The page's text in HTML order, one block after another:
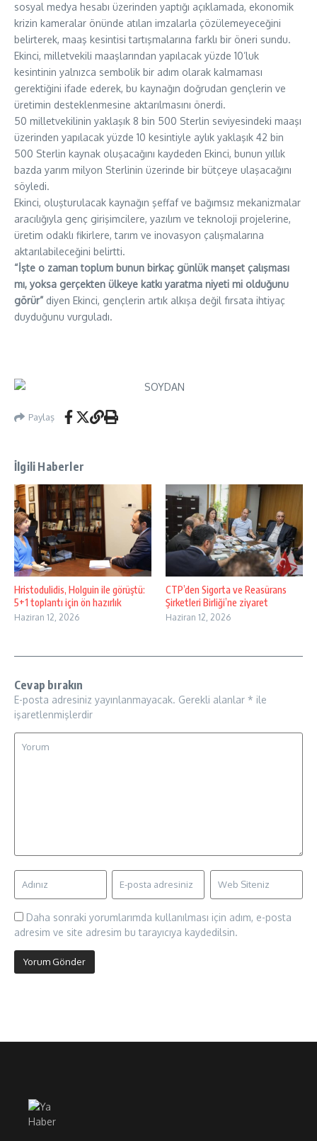
sosyal medya hesabı üzerinden yaptığı açıklamada, ekonomik
krizin kameralar önünde atılan imzalarla çözülemeyeceğini
belirterek, maaş kesintisi tartışmalarına farklı bir öneri sundu.
Ekinci, milletvekili maaşlarından yapılacak yüzde 10’luk
kesintinin yalnızca sembolik bir adım olarak kalmaması
gerektiğini ifade ederek, bu kaynağın doğrudan gençlerin ve
üretimin desteklenmesine aktarılmasını önerdi.
50 milletvekilinin yaklaşık 8 bin 500 Sterlin seviyesindeki maaşı
üzerinden yapılacak yüzde 10 kesintiyle aylık yaklaşık 42 bin
500 Sterlin kaynak oluşacağını kaydeden Ekinci, bunun yıllık
bazda yarım milyon Sterlinin üzerinde bir bütçeye ulaşacağını
söyledi.
Ekinci, oluşturulacak kaynağın şeffaf ve bağımsız mekanizmalar
aracılığıyla genç girişimcilere, yazılım ve teknoloji projelerine,
üretim odaklı fikirlere, tarım ve inovasyon çalışmalarına
aktarılabileceğini belirtti.
“İşte o zaman toplum bunun birkaç günlük manşet çalışması
mı, yoksa gerçekten ülkeye katkı yaratma niyeti mi olduğunu
görür” diyen Ekinci, gençlerin artık alkışa değil fırsata ihtiyaç
duyduğunu vurguladı.
Paylaş
İlgili Haberler
Hristodulidis, Holguin ile görüştü:
5+1 toplantı için ön hazırlık
Haziran 12, 2026
CTP’den Sigorta ve Reasürans
Şirketleri Birliği’ne ziyaret
Haziran 12, 2026
Cevap bırakın
E-posta adresiniz yayınlanmayacak. Gerekli alanlar * ile
işaretlenmişlerdir
Daha sonraki yorumlarımda kullanılması için adım, e-posta
adresim ve site adresim bu tarayıcıya kaydedilsin.